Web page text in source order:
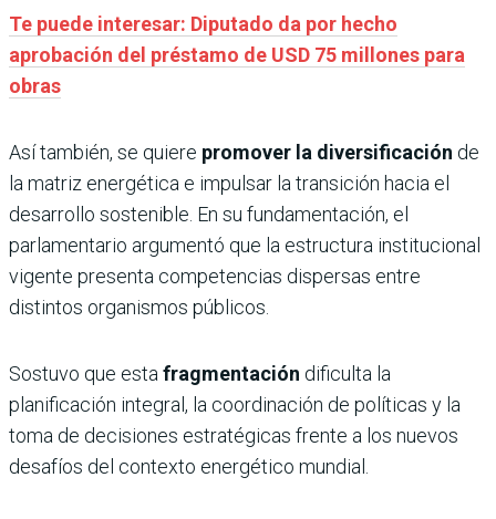
Te puede interesar: Diputado da por hecho
aprobación del préstamo de USD 75 millones para
obras
Así también, se quiere promover la diversificación de
la matriz energética e impulsar la transición hacia el
desarrollo sostenible. En su fundamentación, el
parlamentario argumentó que la estructura institucional
vigente presenta competencias dispersas entre
distintos organismos públicos.
Sostuvo que esta fragmentación dificulta la
planificación integral, la coordinación de políticas y la
toma de decisiones estratégicas frente a los nuevos
desafíos del contexto energético mundial.